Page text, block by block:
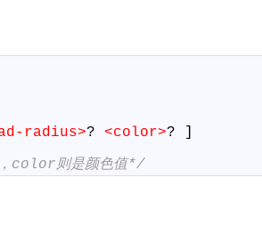
radius>? <color>?
]
color则是颜色值*/